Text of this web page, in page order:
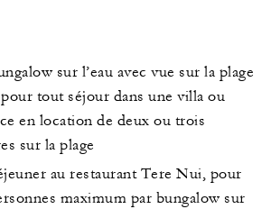
sur l’eau avec vue sur la plage
tout séjour dans une villa ou
en location de deux ou trois
sur la plage
au restaurant Tere Nui, pour
maximum par bungalow sur